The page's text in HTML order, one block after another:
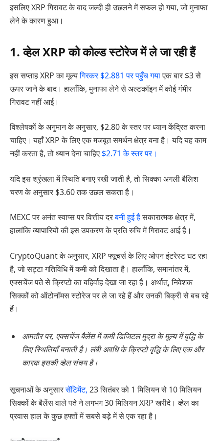
इसलिए XRP गिरावट के बाद जल्दी ही उछलने में सफल हो गया, जो मुनाफा
लेने के कारण हुआ।
1. व्हेल XRP को कोल्ड स्टोरेज में ले जा रही हैं
इस सप्ताह XRP का मूल्यगिरकर $2.881 पर पहुँच गयाएक बार $3 से
ऊपर जाने के बाद। हालाँकि, मुनाफा लेने से अल्टकॉइन में कोई गंभीर
गिरावट नहीं आई।
विश्लेषकों के अनुमान के अनुसार, $2.80 के स्तर पर ध्यान केंद्रित करना
चाहिए। यहाँ XRP के लिए एक मजबूत समर्थन क्षेत्र बना है। यदि यह काम
नहीं करता है, तो ध्यान देना चाहिए $2.71 के स्तर पर।
यदि इस श्रृंखला में स्थिति बनाए रखी जाती है, तो सिक्का अगली बैलिश
चरण के अनुसार $3.60 तक उछल सकता है।
MEXC पर अनंत स्वाप्स पर वित्तीय दरबनी हुई हैसकारात्मक क्षेत्र में,
हालांकि व्यापारियों की इस उपकरण के प्रति रुचि में गिरावट आई है।
CryptoQuant के अनुसार, XRP फ्यूचर्स के लिए ओपन इंटरेस्ट घट रहा
है, जो सट्टा गतिविधि में कमी को दिखाता है। हालाँकि, समानांतर में,
एक्सचेंज पते से क्रिप्टो का बहिर्वाह देखा जा रहा है। अर्थात्, निवेशक
सिक्कों को ऑटोनॉमस स्टोरेज पर ले जा रहे हैं और उनकी बिक्री से बच रहे
हैं।
आमतौर पर, एक्सचेंज बैलेंस में कमी डिजिटल मुद्रा के मूल्य में वृद्धि के
लिए स्थितियाँ बनाती है। लंबी अवधि के क्रिप्टो वृद्धि के लिए एक और
कारक इसकी व्हेल संचय है।
सूचनाओं के अनुसारसेंटिमेंट, 23 सितंबर को 1 मिलियन से 10 मिलियन
सिक्कों के बैलेंस वाले पते ने लगभग 30 मिलियन XRP खरीदे। व्हेल का
प्रवास हाल के कुछ हफ्तों में सबसे बड़े में से एक रहा है।